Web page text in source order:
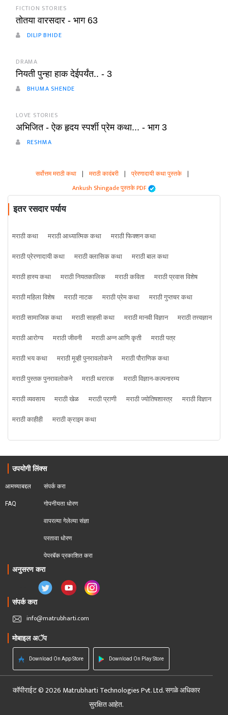
FICTION STORIES
तोतया वारसदार - भाग 63
DILIP BHIDE
DRAMA
नियती पुन्हा हाक देईपर्यंत.. - 3
BHUMA SHENDE
LOVE STORIES
अभिजित - ऐक हृदय स्पर्शी प्रेम कथा... - भाग 3
RESHMA
सर्वोत्तम मराठी कथा | मराठी कादंबरी | प्रेरणादायी कथा पुस्तके |
Ankush Shingade पुस्तके PDF
इतर रसदार पर्याय
मराठी कथा मराठी आध्यात्मिक कथा
मराठी फिक्शन कथा
मराठी प्रेरणादायी कथा
मराठी क्लासिक कथा
मराठी बाल कथा
मराठी हास्य कथा
मराठी नियतकालिक मराठी कविता
मराठी प्रवास विशेष
मराठी महिला विशेष
मराठी नाटक मराठी प्रेम कथा
मराठी गुप्तचर कथा
मराठी सामाजिक कथा
मराठी साहसी कथा मराठी मानवी विज्ञान
मराठी तत्त्वज्ञान
मराठी आरोग्य
मराठी जीवनी मराठी अन्न आणि कृती
मराठी पत्र
मराठी भय कथा
मराठी मूव्ही पुनरावलोकने
मराठी पौराणिक कथा
मराठी पुस्तक पुनरावलोकने
मराठी थरारक
मराठी विज्ञान-कल्पनारम्य
मराठी व्यवसाय
मराठी खेळ मराठी प्राणी मराठी ज्योतिषशास्त्र
मराठी विज्ञान
मराठी काहीही
मराठी क्राइम कथा
उपयोगी लिंक्स
आमच्याबद्दल
FAQ
संपर्क करा
गोपनीयता धोरण
वापरल्या गेलेल्या संज्ञा
परतावा धोरण
पेपरबॅक प्रकाशित करा
अनुसरण करा
संपर्क करा
info@matrubharti.com
मोबाइल अॅप
Download On App Store Download On Play Store
कॉपीराईट © 2026 Matrubharti Technologies Pvt. Ltd. सगळे अधिकार
सुरक्षित आहेत.